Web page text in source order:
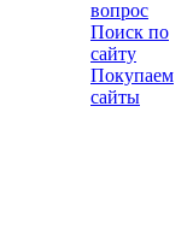
вопрос
Поиск по
сайту
Покупаем
сайты